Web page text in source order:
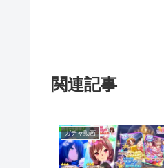
関連記事
ガチャ動画